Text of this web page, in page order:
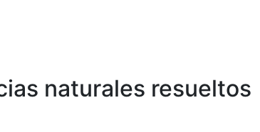
naturales resueltos